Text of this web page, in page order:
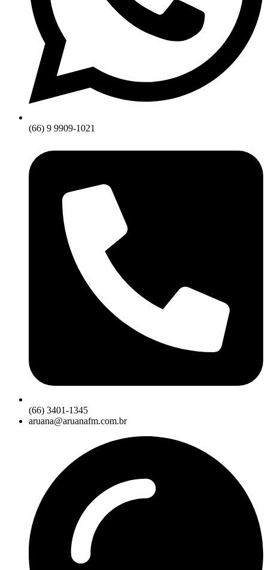
(66) 9 9909-1021
(66) 3401-1345
aruana@aruanafm.com.br